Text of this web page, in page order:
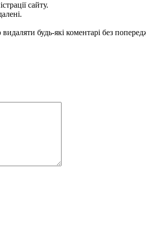
сайту.
будь-які коментарі без